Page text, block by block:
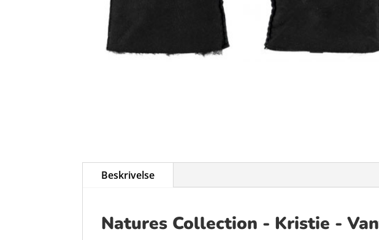
Beskrivelse
Natures Collection - Kristie -